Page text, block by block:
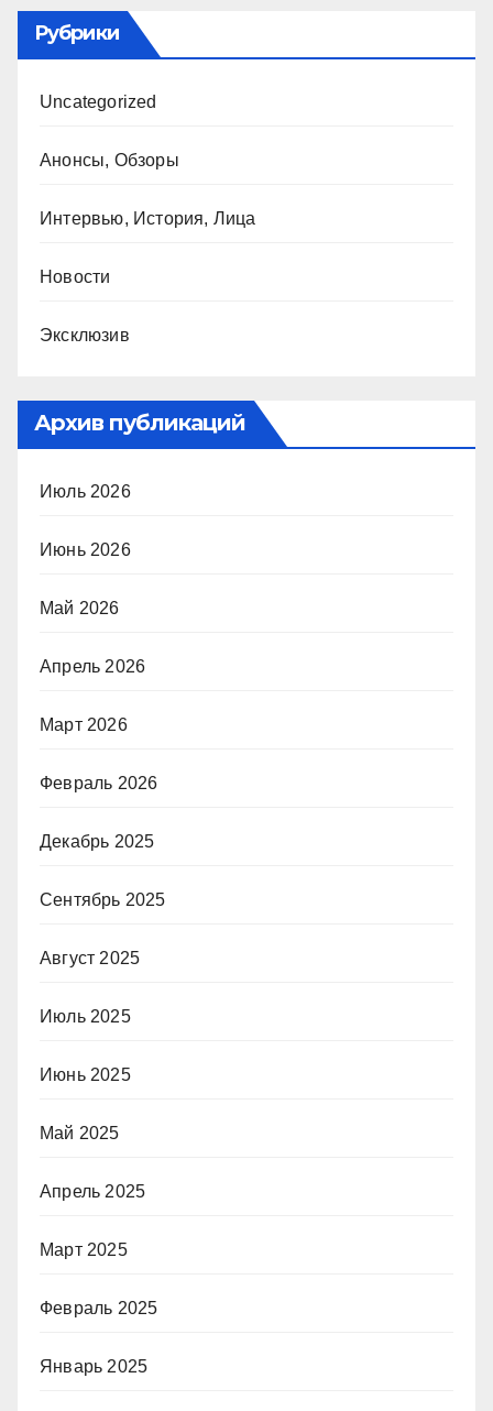
Рубрики
Uncategorized
Анонсы, Обзоры
Интервью, История, Лица
Новости
Эксклюзив
Архив публикаций
Июль 2026
Июнь 2026
Май 2026
Апрель 2026
Март 2026
Февраль 2026
Декабрь 2025
Сентябрь 2025
Август 2025
Июль 2025
Июнь 2025
Май 2025
Апрель 2025
Март 2025
Февраль 2025
Январь 2025